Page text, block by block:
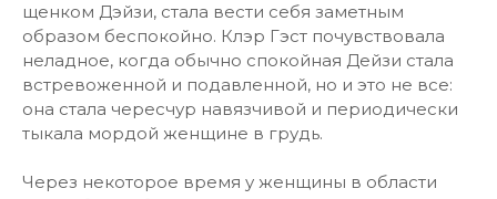
щенком Дэйзи, стала вести себя заметным
образом беспокойно. Клэр Гэст почувствовала
неладное, когда обычно спокойная Дейзи стала
встревоженной и подавленной, но и это не все:
она стала чересчур навязчивой и периодически
тыкала мордой женщине в грудь.
Через некоторое время у женщины в области